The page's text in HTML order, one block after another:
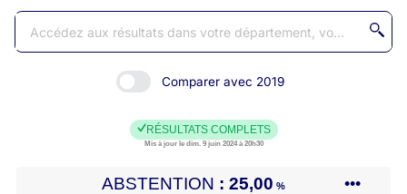
Comparer avec 2019
RÉSULTATS COMPLETS
Mis à jour le dim. 9 juin 2024 à 20h30
ABSTENTION 25,00 % •••